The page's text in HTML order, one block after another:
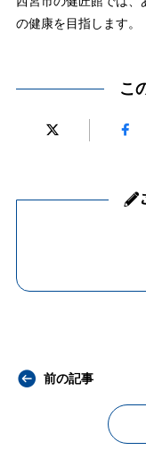
の健康を目指します。
こ
前の記事